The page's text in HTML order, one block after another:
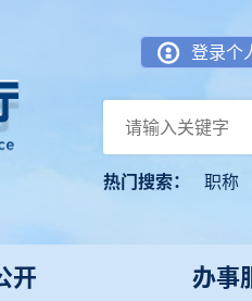
登录个
热门搜索： 职称
开 办事